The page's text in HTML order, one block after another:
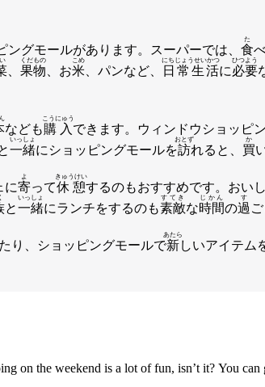
グモールがあります。スーパーでは、 食
た
、 果物
くだもの
、お米
こめ
、パンなど、 日常生活
にちじょうせいかつ
に必要
ひつよう
なども購入
こうにゅう
できます。ウィンドウショッピ
一緒
いっしょ
にショッピングモールを訪
おとず
れると、 買
か
に寄
よ
って休憩
きゅうけい
するのもおすすめです。おい
と一緒
いっしょ
にランチをするのも素敵
すてき
な時間
じかん
の過
す
り、ショッピングモールで新
あたら
しいアイテム
on the weekend is a lot of fun, isn’t it? You